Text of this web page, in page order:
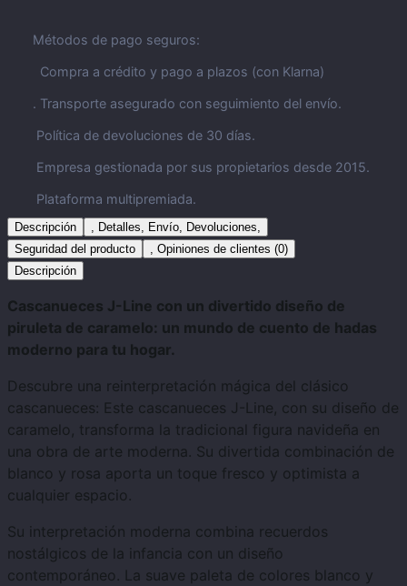
Métodos de pago seguros:
Compra a crédito y pago a plazos (con Klarna)
. Transporte asegurado con seguimiento del envío.
Política de devoluciones de 30 días.
Empresa gestionada por sus propietarios desde 2015.
Plataforma multipremiada.
Descripción
, Detalles, Envío, Devoluciones,
Seguridad del producto
, Opiniones de clientes (0)
Descripción
Cascanueces J-Line con un divertido diseño de
piruleta de caramelo: un mundo de cuento de hadas
moderno para tu hogar.
Descubre una reinterpretación mágica del clásico
cascanueces: Este cascanueces J-Line, con su diseño de
caramelo, transforma la tradicional figura navideña en
una obra de arte moderna. Su divertida combinación de
blanco y rosa aporta un toque fresco y optimista a
cualquier espacio.
Su interpretación moderna combina recuerdos
nostálgicos de la infancia con un diseño
contemporáneo. La suave paleta de colores blanco y